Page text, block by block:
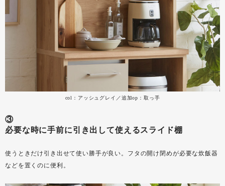
col：アッシュグレイ／追加op：取っ手
③
必要な時に手前に引き出して使えるスライド棚
使うときだけ引き出せて使い勝手が良い。フタの開け閉めが必要な炊飯器
などを置くのに便利。